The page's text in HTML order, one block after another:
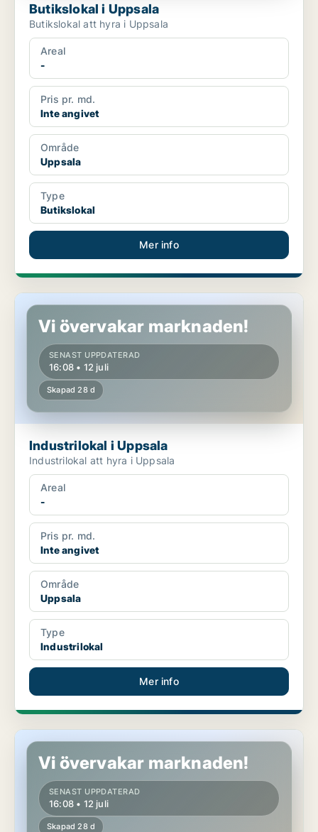
Butikslokal i Uppsala
Butikslokal att hyra i Uppsala
Areal
-
Pris pr. md.
Inte angivet
Område
Uppsala
Type
Butikslokal
Mer info
Industrilokal i Uppsala
Vi övervakar marknaden!
SENAST UPPDATERAD
16:08 • 12 juli
Skapad 28 d
Industrilokal i Uppsala
Industrilokal att hyra i Uppsala
Areal
-
Pris pr. md.
Inte angivet
Område
Uppsala
Type
Industrilokal
Mer info
Butikslokal i Uppsala
Vi övervakar marknaden!
SENAST UPPDATERAD
16:08 • 12 juli
Skapad 28 d